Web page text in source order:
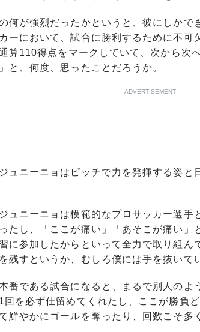
何が強烈だったかというと、彼にしかで
ーにおいて、試合に勝利するために不可
算110得点をマークしていて、次から次
と、何度、思ったことだろうか。
ADVERTISEMENT
ュニーニョはピッチで力を発揮する姿と
ュニーニョは模範的なプロサッカー選手
たし、「ここが痛い」「あそこが痛い」
に参加したからといって全力で取り組ん
残すというか、むしろ僕には手を抜いて
番である試合になると、まるで別人のよ
回を必ず仕留めてくれたし、ここが勝負
鮮やかにゴールを奪ったり、回数こそ多